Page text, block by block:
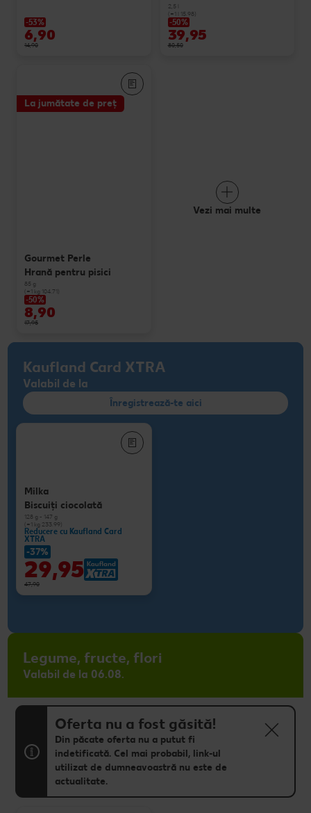
-53%
6,90
14,90
2,5 l
(=1 l 15.98)
-50%
39,95
80,50
La jumătate de preț
Gourmet Perle
Hrană pentru pisici
85 g
(=1 kg 104.71)
-50%
8,90
17,95
Vezi mai multe
Kaufland Card XTRA
Valabil de la
Înregistrează-te aici
Milka
Biscuiţi ciocolată
128 g - 147 g
(=1 kg 233.99)
Reducere cu Kaufland Card
XTRA
-37%
29,95
47,90
Legume, fructe, flori
Valabil de la 06.08.
Oferta nu a fost găsită!
Din păcate oferta nu a putut fi
indetificată. Cel mai probabil, link-ul
utilizat de dumneavoastră nu este de
actualitate.